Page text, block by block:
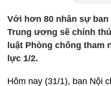
Với hơn 80 nhân sự ban
Trung ương sẽ chính
luật Phòng chống tham
lực 1/2.
Hôm nay (31/1), ban Nội